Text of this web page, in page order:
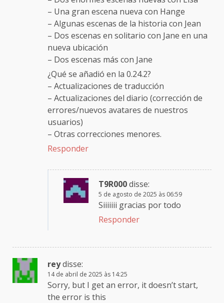
– Una gran escena nueva con Hange
– Algunas escenas de la historia con Jean
– Dos escenas en solitario con Jane en una
nueva ubicación
– Dos escenas más con Jane
¿Qué se añadió en la 0.24.2?
– Actualizaciones de traducción
– Actualizaciones del diario (corrección de
errores/nuevos avatares de nuestros
usuarios)
– Otras correcciones menores.
Responder
T9R000disse:
5 de agosto de 2025 às 06:59
Siiiiiii gracias por todo
Responder
reydisse:
14 de abril de 2025 às 14:25
Sorry, but I get an error, it doesn’t start,
the error is this